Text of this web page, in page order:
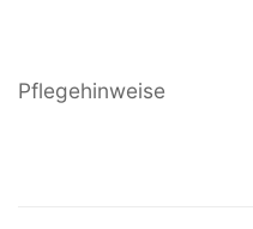
Pflegehinweise